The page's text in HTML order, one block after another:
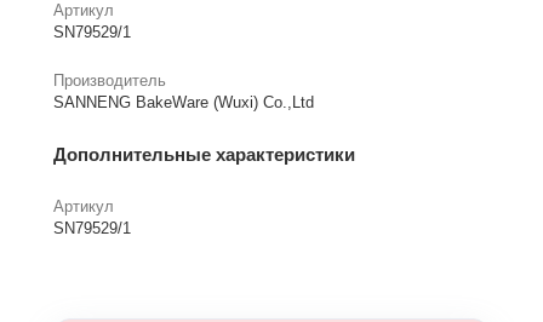
Артикул
SN79529/1
Производитель
SANNENG BakeWare (Wuxi) Co.,Ltd
Дополнительные характеристики
Артикул
SN79529/1